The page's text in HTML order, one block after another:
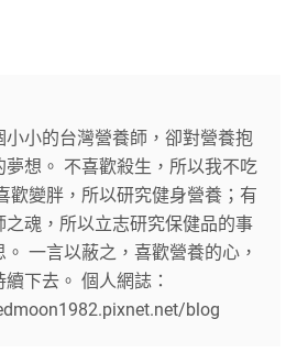
小小的台灣營養師，卻對營養抱
夢想。 不喜歡殺生，所以我不吃
歡變胖，所以研究健身營養；有
之魂，所以立志研究保健品的事
。 一言以蔽之，喜歡營養的心，
下去。 個人網誌：
blog